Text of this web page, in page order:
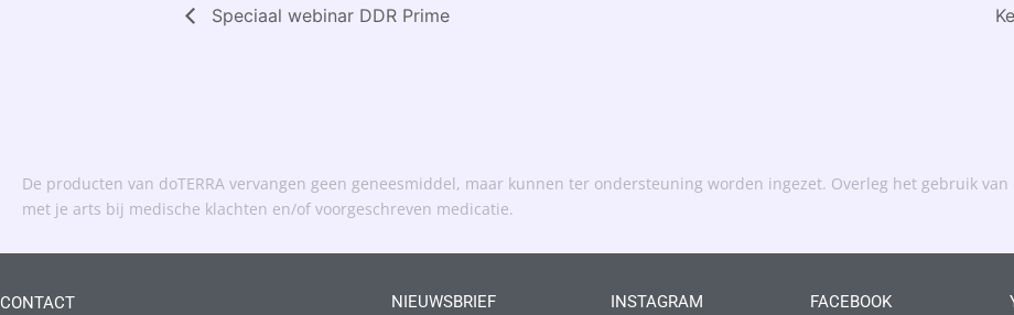
Speciaal webinar DDR Prime
De producten van doTERRA vervangen geen geneesmiddel, maar kunnen ter ondersteuning worden ingezet. Overleg het gebruik van
met je arts bij medische klachten en/of voorgeschreven medicatie.
CONTACT NIEUWSBRIEF INSTAGRAM FACEBOOK